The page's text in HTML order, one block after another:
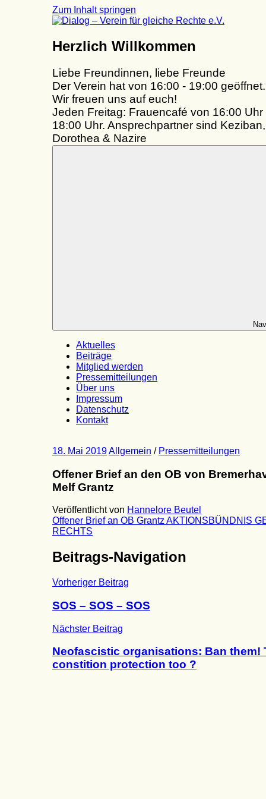
Zum Inhalt springen
Dialog
–
für
gleiche
Rechte
e.V.
Herzlich Willkommen
Liebe Freundinnen, liebe Freunde
Der Verein hat von 16:00 - 19:00 geöffnet.
Wir freuen uns auf euch!
Jeden Freitag: Frauencafé von 16:00 Uhr
18:00 Uhr. Ansprechpartner sind Keziban,
Dorothea & Nazire
Aktuelles
Beiträge
Mitglied werden
Pressemitteilungen
Über uns
Impressum
Datenschutz
Kontakt
18. Mai 2019Allgemein / Pressemitteilungen
Offener Brief an den OB von
Melf Grantz
Veröffentlicht von Hannelore Beutel
Offener Brief an OB Grantz AKTIONSBÜNDNIS
RECHTS
Beitrags-Navigation
Vorheriger Beitrag
SOS – SOS – SOS
Nächster Beitrag
Neofascistic organisations: Ban them!
constition protection too ?